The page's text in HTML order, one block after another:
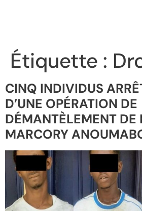
Étiquette :
CINQ INDIVIDUS
D’UNE OPÉRATION DE
DÉMANTÈLEMENT DE
MARCORY